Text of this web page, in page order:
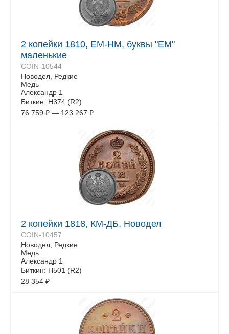
2 копейки 1810, ЕМ-НМ, буквы "ЕМ"
маленькие
COIN-10544
Новодел, Редкие
Медь
Александр 1
Биткин: Н374 (R2)
76 759 ₽ — 123 267 ₽
2 копейки 1818, КМ-ДБ, Новодел
COIN-10457
Новодел, Редкие
Медь
Александр 1
Биткин: Н501 (R2)
28 354 ₽